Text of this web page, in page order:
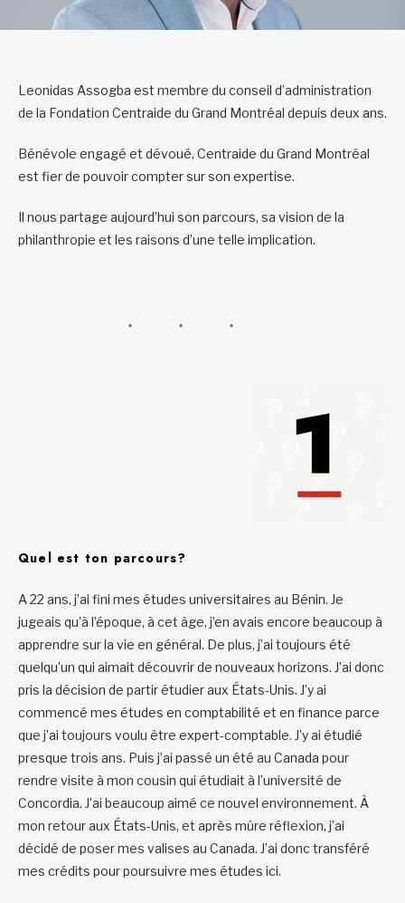
Leonidas Assogba est membre du conseil d’administration
de la Fondation Centraide du Grand Montréal depuis deux ans.
Bénévole engagé et dévoué, Centraide du Grand Montréal
est fier de pouvoir compter sur son expertise.
Il nous partage aujourd’hui son parcours, sa vision de la
philanthropie et les raisons d’une telle implication.
Quel est ton parcours?
A 22 ans, j’ai fini mes études universitaires au Bénin. Je
jugeais qu’à l’époque, à cet âge, j’en avais encore beaucoup à
apprendre sur la vie en général. De plus, j’ai toujours été
quelqu’un qui aimait découvrir de nouveaux horizons. J’ai donc
pris la décision de partir étudier aux États-Unis. J’y ai
commencé mes études en comptabilité et en finance parce
que j’ai toujours voulu être expert-comptable. J’y ai étudié
presque trois ans. Puis j’ai passé un été au Canada pour
rendre visite à mon cousin qui étudiait à l’université de
Concordia. J’ai beaucoup aimé ce nouvel environnement. À
mon retour aux États-Unis, et après mûre réflexion, j’ai
décidé de poser mes valises au Canada. J’ai donc transféré
mes crédits pour poursuivre mes études ici.